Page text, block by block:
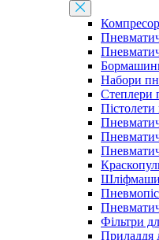
Набори
Степлери
Пістолети
Фільтри
Приладдя